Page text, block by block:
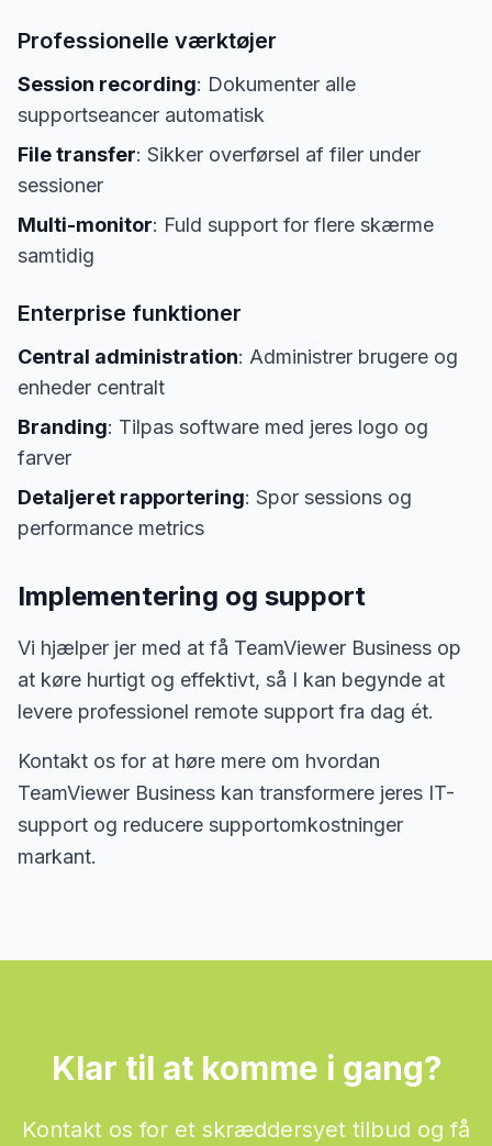
Professionelle værktøjer
Session recording: Dokumenter alle
supportseancer automatisk
File transfer: Sikker overførsel af filer under
sessioner
Multi-monitor: Fuld support for flere skærme
samtidig
Enterprise funktioner
Central administration: Administrer brugere og
enheder centralt
Branding: Tilpas software med jeres logo og
farver
Detaljeret rapportering: Spor sessions og
performance metrics
Implementering og support
Vi hjælper jer med at få TeamViewer Business op
at køre hurtigt og effektivt, så I kan begynde at
levere professionel remote support fra dag ét.
Kontakt os for at høre mere om hvordan
TeamViewer Business kan transformere jeres IT-
support og reducere supportomkostninger
markant.
Klar til at komme i gang?
Kontakt os for et skræddersyet tilbud og få